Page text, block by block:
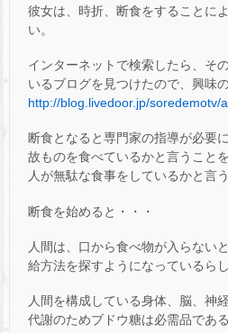
彼女は、時折、断食をすることに
い。
インターネットで検索したら、そ
いるブログを見つけたので、興味
http://blog.livedoor.jp/soredemotv/
断食となると専門家の指導が必要
故ものを食べているかと言うこと
人が無駄な食事をしているかと言
断食を始めると・・・
人間は、口から食べ物が入らない
給方法を探すようになっているらし
人間を構成している身体、脳、神
代謝のためブドウ糖は必需品である